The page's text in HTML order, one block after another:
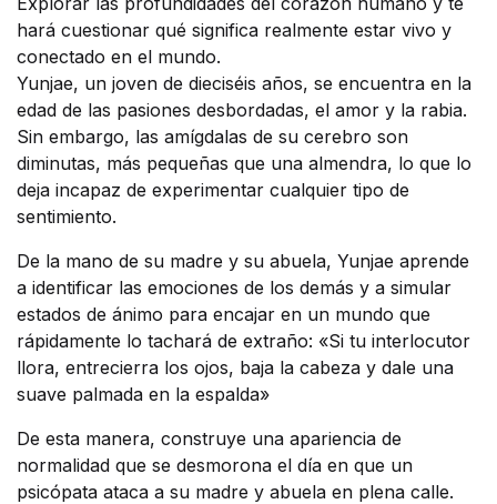
hará cuestionar qué significa realmente estar vivo y
conectado en el mundo.
Yunjae, un joven de dieciséis años, se encuentra en la
edad de las pasiones desbordadas, el amor y la rabia.
Sin embargo, las amígdalas de su cerebro son
diminutas, más pequeñas que una almendra, lo que lo
deja incapaz de experimentar cualquier tipo de
sentimiento.
De la mano de su madre y su abuela, Yunjae aprende
a identificar las emociones de los demás y a simular
estados de ánimo para encajar en un mundo que
rápidamente lo tachará de extraño: «Si tu interlocutor
llora, entrecierra los ojos, baja la cabeza y dale una
suave palmada en la espalda»
De esta manera, construye una apariencia de
normalidad que se desmorona el día en que un
psicópata ataca a su madre y abuela en plena calle.